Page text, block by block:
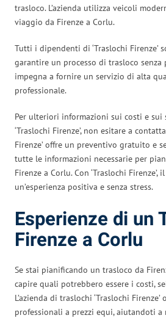
trasloco. L’azienda utilizza veicoli
viaggio da Firenze a Corlu.
Tutti i dipendenti di ‘Traslochi Firenze’
garantire un processo di trasloco senza
impegna a fornire un servizio di alta
professionale.
Per ulteriori informazioni sui costi e sui
‘Traslochi Firenze’, non esitare a
Firenze’ offre un preventivo gratuito e
tutte le informazioni necessarie per
Firenze a Corlu. Con ‘Traslochi
un’esperienza positiva e senza stress.
Esperienze di un
Firenze a Corlu
Se stai pianificando un trasloco da
capire quali potrebbero essere i costi,
L’azienda di traslochi ‘Traslochi
professionali a prezzi equi, aiutandoti